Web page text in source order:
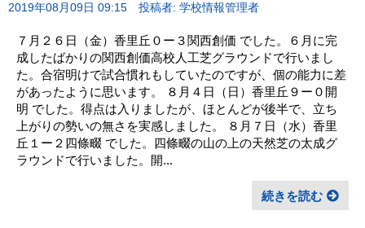
2019年08月09日 09:15 投稿者: 学校情報管理者
７月２６日（金）香里丘０ー３関西創価 でした。６月に完
成したばかりの関西創価高校人工芝グラウンドで行いまし
た。合宿明けで試合慣れもしていたのですが、個の能力に差
があったように思います。 ８月４日（日）香里丘９ー０開
明 でした。得点は入りましたが、ほとんどが後半で、立ち
上がりの勢いの無さを実感しました。 ８月７日（水）香里
丘１ー２四條畷 でした。四條畷の山の上の天然芝の太成グ
ラウンドで行いました。開...
続きを読む